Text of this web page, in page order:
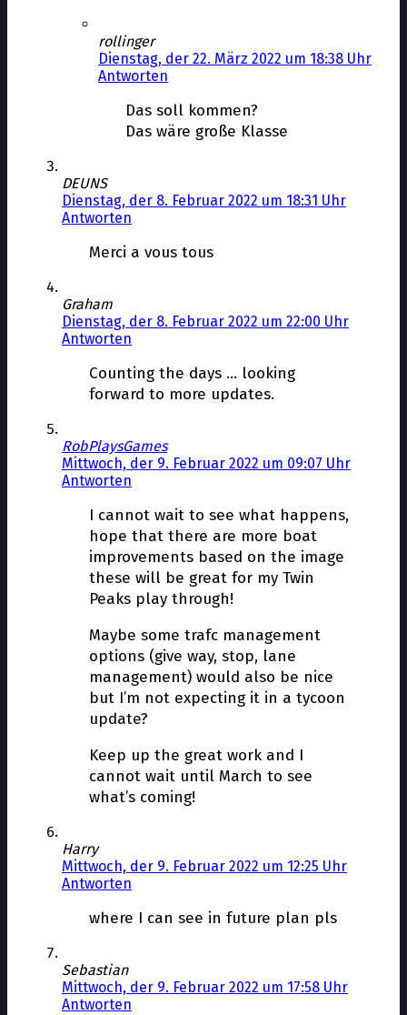
rollinger
Dienstag, der 22. März 2022 um 18:38 Uhr
Antworten
Das soll kommen?
Das wäre große Klasse
DEUNS
Dienstag, der 8. Februar 2022 um 18:31 Uhr
Antworten
Merci a vous tous
Graham
Dienstag, der 8. Februar 2022 um 22:00 Uhr
Antworten
Counting the days … looking
forward to more updates.
RobPlaysGames
Mittwoch, der 9. Februar 2022 um 09:07 Uhr
Antworten
I cannot wait to see what happens,
hope that there are more boat
improvements based on the image
these will be great for my Twin
Peaks play through!
Maybe some traffic management
options (give way, stop, lane
management) would also be nice
but I’m not expecting it in a tycoon
update?
Keep up the great work and I
cannot wait until March to see
what’s coming!
Harry
Mittwoch, der 9. Februar 2022 um 12:25 Uhr
Antworten
where I can see in future plan pls
Sebastian
Mittwoch, der 9. Februar 2022 um 17:58 Uhr
Antworten